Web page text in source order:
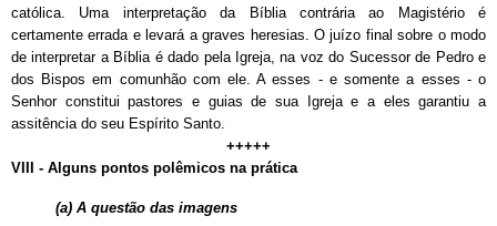
católica. Uma interpretação da Bíblia contrária ao Magistério é
certamente errada e levará a graves heresias. O juízo final sobre o modo
de interpretar a Bíblia é dado pela Igreja, na voz do Sucessor de Pedro e
dos Bispos em comunhão com ele. A esses - e somente a esses - o
Senhor constitui pastores e guias de sua Igreja e a eles garantiu a
assitência do seu Espírito Santo.
+++++
VIII - Alguns pontos polêmicos na prática
(a) A questão das imagens